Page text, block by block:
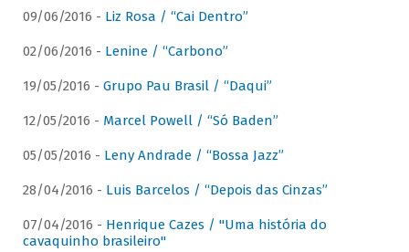
09/06/2016 - Liz Rosa / “Cai Dentro”
02/06/2016 - Lenine / “Carbono”
19/05/2016 - Grupo Pau Brasil / “Daqui”
12/05/2016 - Marcel Powell / “Só Baden”
05/05/2016 - Leny Andrade / “Bossa Jazz”
28/04/2016 - Luis Barcelos / “Depois das Cinzas”
07/04/2016 - Henrique Cazes / "Uma história do
cavaquinho brasileiro"